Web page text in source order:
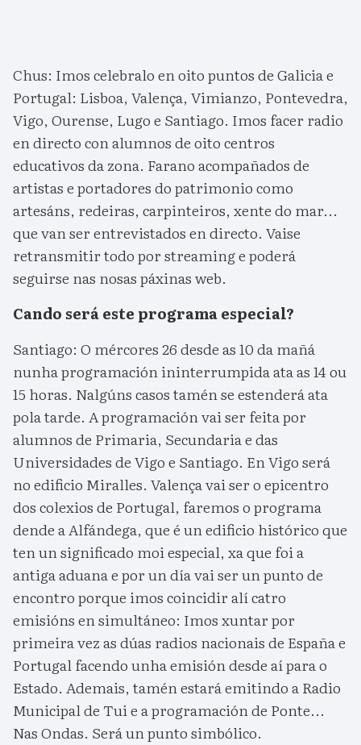
Chus: Imos celebralo en oito puntos de Galicia e
Portugal: Lisboa, Valença, Vimianzo, Pontevedra,
Vigo, Ourense, Lugo e Santiago. Imos facer radio
en directo con alumnos de oito centros
educativos da zona. Farano acompañados de
artistas e portadores do patrimonio como
artesáns, redeiras, carpinteiros, xente do mar...
que van ser entrevistados en directo. Vaise
retransmitir todo por streaming e poderá
seguirse nas nosas páxinas web.
Cando será este programa especial?
Santiago: O mércores 26 desde as 10 da mañá
nunha programación ininterrumpida ata as 14 ou
15 horas. Nalgúns casos tamén se estenderá ata
pola tarde. A programación vai ser feita por
alumnos de Primaria, Secundaria e das
Universidades de Vigo e Santiago. En Vigo será
no edificio Miralles. Valença vai ser o epicentro
dos colexios de Portugal, faremos o programa
dende a Alfándega, que é un edificio histórico que
ten un significado moi especial, xa que foi a
antiga aduana e por un día vai ser un punto de
encontro porque imos coincidir alí catro
emisións en simultáneo: Imos xuntar por
primeira vez as dúas radios nacionais de España e
Portugal facendo unha emisión desde aí para o
Estado. Ademais, tamén estará emitindo a Radio
Municipal de Tui e a programación de Ponte...
Nas Ondas. Será un punto simbólico.